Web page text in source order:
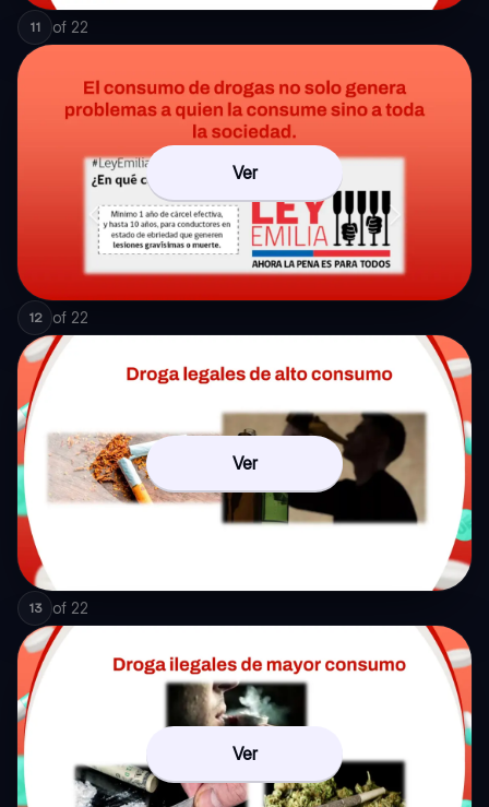
11 of 22
Ver
12 of 22
Ver
13 of 22
Ver